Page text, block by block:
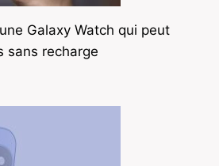
Galaxy Watch qui peut
sans recharge